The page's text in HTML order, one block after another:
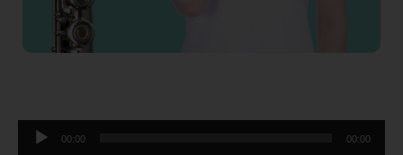
Lecteur
audio
00:00 00:00